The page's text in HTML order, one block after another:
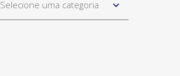
Selecione uma categoria